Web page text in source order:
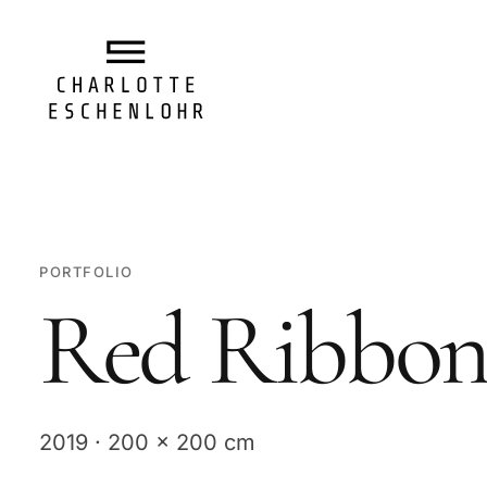
PORTFOLIO
Red
2019 · 200 x 200 cm